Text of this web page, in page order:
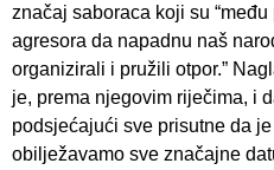
značaj saboraca koji su
agresora da napadnu naš
organizirali i pružili otpor.”
je, prema njegovim riječima, i
podsjećajući sve prisutne da
obilježavamo sve značajne